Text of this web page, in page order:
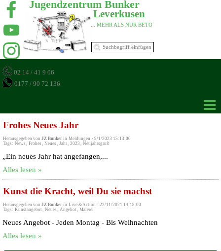
Jugendzentrum Bunker
... MEHR ALS NUR BETON
02 14 / 41 9 06
0177 / 90 72 136
Leverkusen
Frohes Neues Jahr
Herausgegeben von JZ Bunker in Meldungen · 9/1/2023 15:13:00
Tags: News , Frohes , Neues , Jahr, 2023 , Neujahrsgruß
„Ein neues Jahr hat angefangen,...
Alles lesen »
Kunst die Kracht, weil Du sie machst
Herausgegeben von JZ Bunker in Live & Action · 22/11/2021 14:18:00
Tags: Kunstangebot , Neues , Angebot , Malerei
Neues Angebot - Jeden Montag - Bis Weihnachten
Alles lesen »